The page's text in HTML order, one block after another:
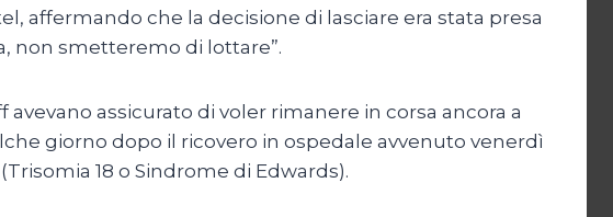
affermando che la decisione di lasciare era stata presa
non smetteremo di lottare”.
assicurato di voler rimanere in corsa ancora a
giorno dopo il ricovero in ospedale avvenuto venerdì
18 o Sindrome di Edwards).